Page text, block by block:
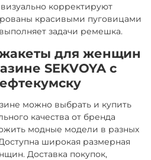
корректируют
красивыми пуговицами
задачи ремешка.
для женщин
SEKVOYA с
можно выбрать и купить
качества от бренда
модные модели в разных
широкая размерная
Доставка покупок,